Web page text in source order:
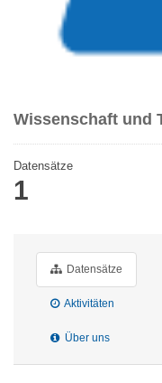
Wissenschaft und
Datensätze
1
Datensätze
Aktivitäten
Über uns